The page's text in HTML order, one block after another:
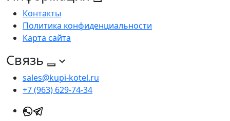
Контакты
Политика конфиденциальности
Карта сайта
Связь
sales@kupi-kotel.ru
+7 (963) 629-74-34